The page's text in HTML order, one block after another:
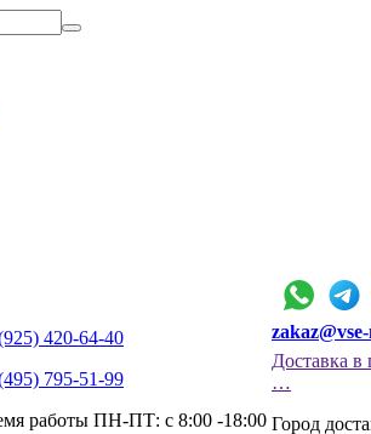
420-64-40
795-51-99
работы ПН-ПТ: с 8:00 -18:00
Доставка в
…
Город